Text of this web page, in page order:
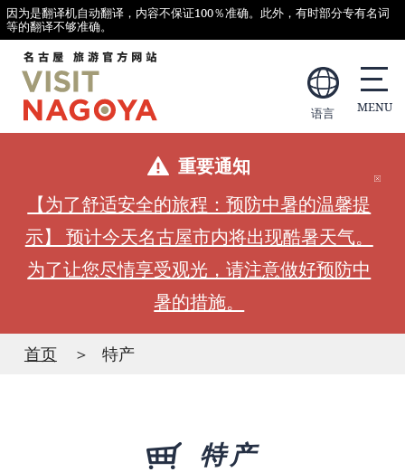
因为是翻译机自动翻译，内容不保证100％准确。此外，有时部分专有名词
等的翻译不够准确。
语言
重要通知
【为了舒适安全的旅程：预防中暑的温馨提
示】 预计今天名古屋市内将出现酷暑天气。
为了让您尽情享受观光，请注意做好预防中
暑的措施。
首页 特产
特产